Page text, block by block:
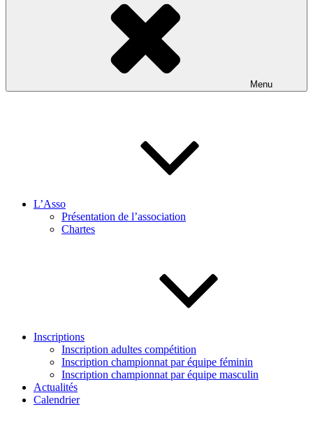
Menu
L’Asso
Présentation de l’association
Chartes
Inscriptions
Inscription adultes compétition
Inscription championnat par équipe féminin
Inscription championnat par équipe masculin
Actualités
Calendrier